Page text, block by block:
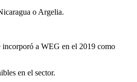
o Argelia.
incorporó a WEG en el 2019 como
en el sector.